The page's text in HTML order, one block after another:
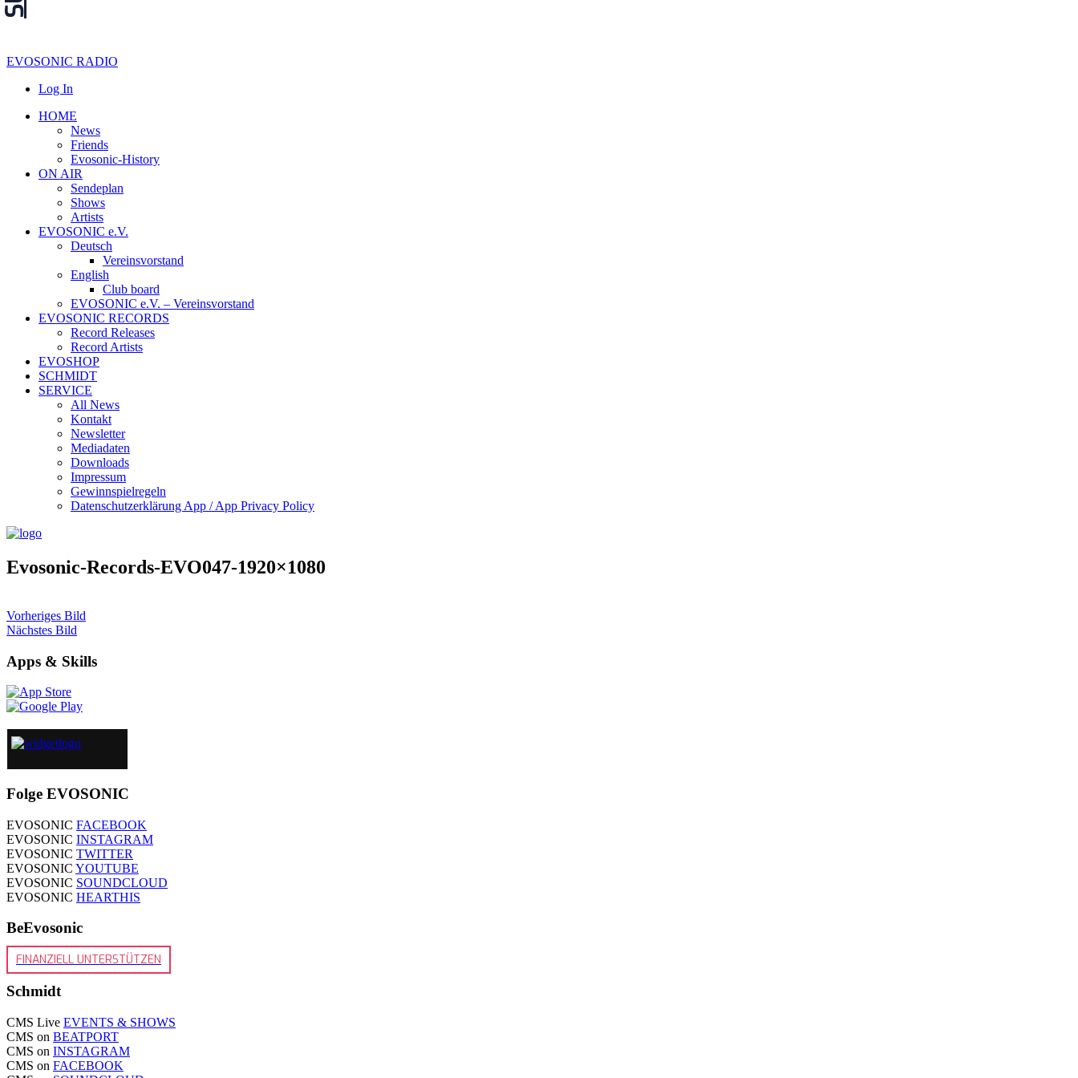
EVOSONIC RADIO
Log In
HOME
News
Friends
Evosonic-History
ON AIR
Sendeplan
Shows
Artists
EVOSONIC e.V.
Deutsch
Vereinsvorstand
English
Club board
EVOSONIC e.V. ‒ Vereinsvorstand
EVOSONIC RECORDS
Record Releases
Record Artists
EVOSHOP
SCHMIDT
SERVICE
All News
Kontakt
Newsletter
Mediadaten
Downloads
Impressum
Gewinnspielregeln
Datenschutzerklärung App / App Privacy Policy
Evosonic-Records-EVO047-1920×1080
Vorheriges Bild
Nächstes Bild
Apps & Skills
Folge EVOSONIC
EVOSONIC FACEBOOK
EVOSONIC INSTAGRAM
EVOSONIC TWITTER
EVOSONIC YOUTUBE
EVOSONIC SOUNDCLOUD
EVOSONIC HEARTHIS
BeEvosonic
FINANZIELL UNTERSTÜTZEN
Schmidt
CMS Live EVENTS & SHOWS
CMS on BEATPORT
CMS on INSTAGRAM
CMS on FACEBOOK